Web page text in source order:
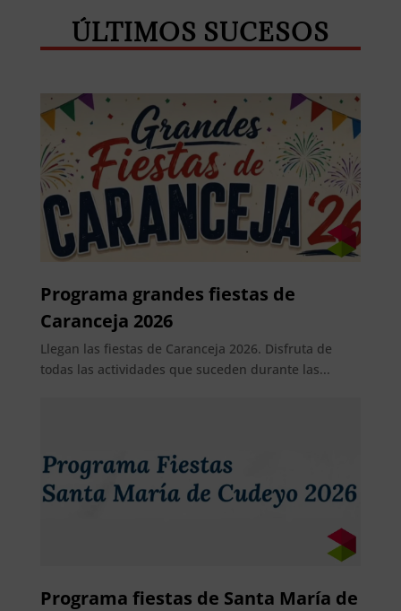
ÚLTIMOS SUCESOS
Programa grandes fiestas de
Caranceja 2026
Llegan las fiestas de Caranceja 2026. Disfruta de
todas las actividades que suceden durante las...
Programa fiestas de Santa María de